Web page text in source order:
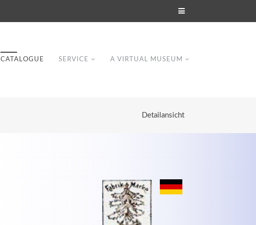
CATALOGUE SERVICE A VIRTUAL MUSEUM
Detailansicht
Lorem ipsum dolor sit amet, consectetuer
adipiscing elit. Aenean commodo ligula eget
dolor.